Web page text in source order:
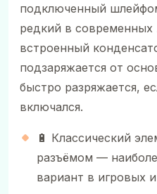
подключенный
редкий в современных
встроенный
подзаряжается от
быстро разряжается,
включался.
🔋 Классический
разъёмом —
вариант в игровых